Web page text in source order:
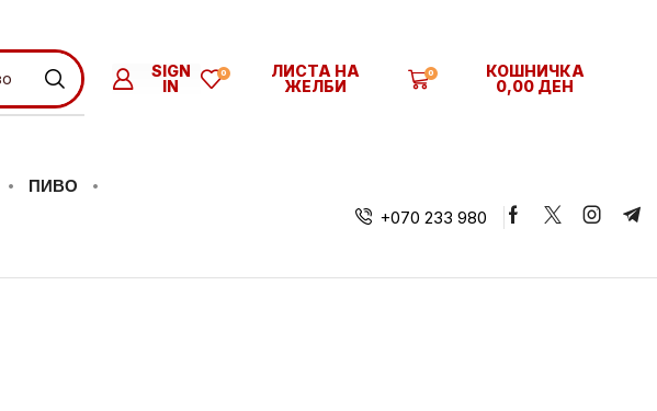
SIGN
IN
0
ЛИСТА НА
ЖЕЛБИ
0
КОШНИЧКА
0,00 ДЕН
ПИВО
+070 233 980